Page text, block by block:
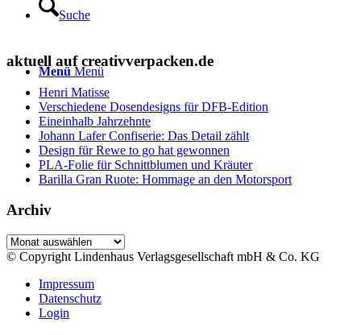
Suche
Menü Menü
aktuell auf creativverpacken.de
Henri Matisse
Verschiedene Dosendesigns für DFB-Edition
Eineinhalb Jahrzehnte
Johann Lafer Confiserie: Das Detail zählt
Design für Rewe to go hat gewonnen
PLA-Folie für Schnittblumen und Kräuter
Barilla Gran Ruote: Hommage an den Motorsport
Archiv
Archiv
© Copyright Lindenhaus Verlagsgesellschaft mbH & Co. KG
Impressum
Datenschutz
Login